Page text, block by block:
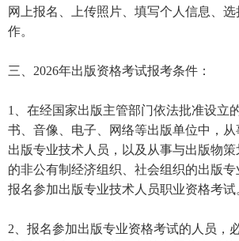
网上报名、上传照片、填写个人信息、
作。
三、2026年出版资格考试报考条件：
1、在经国家出版主管部门依法批准设立
书、音像、电子、网络等出版单位中，
出版专业技术人员，以及从事与出版物
的非公有制经济组织、社会组织的出版
报名参加出版专业技术人员职业资格考试
2、报名参加出版专业资格考试的人员，